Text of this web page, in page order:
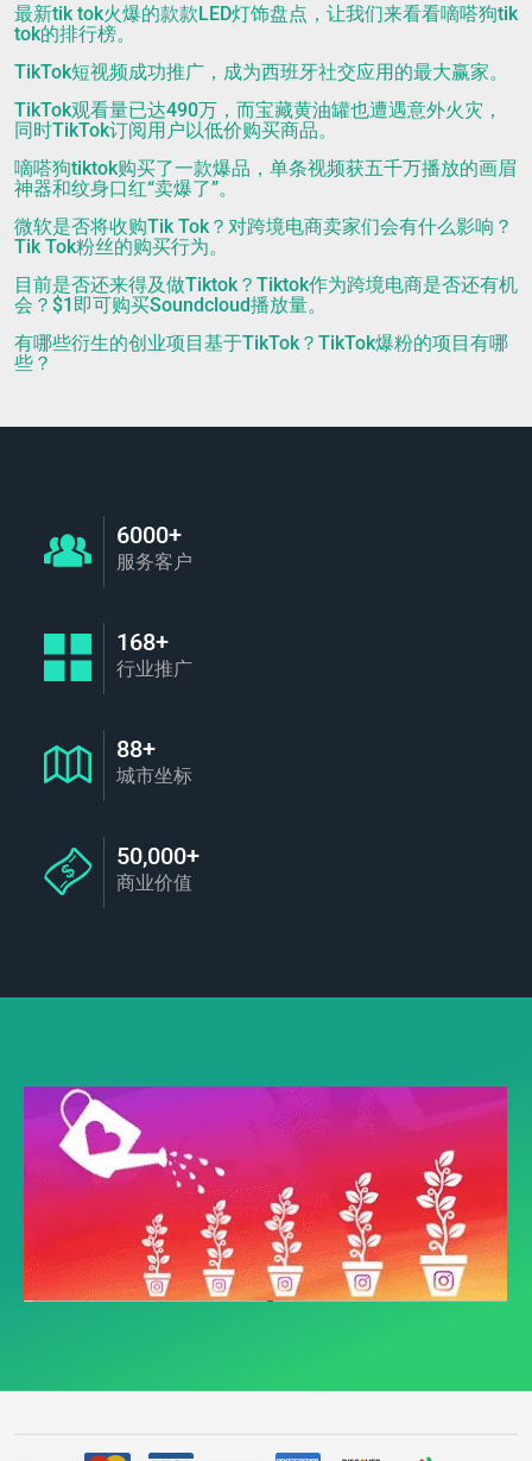
最新tik tok火爆的款款LED灯饰盘点，让我们来看看嘀嗒狗tik
tok的排行榜。
TikTok短视频成功推广，成为西班牙社交应用的最大赢家。
TikTok观看量已达490万，而宝藏黄油罐也遭遇意外火灾，
同时TikTok订阅用户以低价购买商品。
嘀嗒狗tiktok购买了一款爆品，单条视频获五千万播放的画眉
神器和纹身口红“卖爆了”。
微软是否将收购Tik Tok？对跨境电商卖家们会有什么影响？
Tik Tok粉丝的购买行为。
目前是否还来得及做Tiktok？Tiktok作为跨境电商是否还有机
会？$1即可购买Soundcloud播放量。
有哪些衍生的创业项目基于TikTok？TikTok爆粉的项目有哪
些？
6000+
服务客户
168+
行业推广
88+
城市坐标
50,000+
商业价值